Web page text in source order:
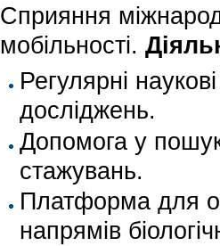
Сприяння
мобільності.
Регулярні
досліджень.
Допомога у
стажувань.
Платформа для
напрямів